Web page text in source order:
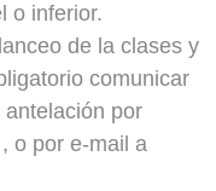
o inferior.
de la clases y
comunicar
antelación por
o por e-mail a